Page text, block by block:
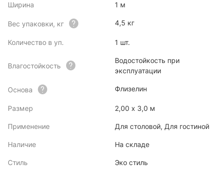
Ширина 1 м
Вес упаковки, кг 4,5 кг
Количество в уп. 1 шт.
Влагостойкость
Водостойкость при
эксплуатации
Основа Флизелин
Размер 2,00 x 3,0 м
Применение Для столовой, Для гостиной
Наличие На складе
Стиль Эко стиль